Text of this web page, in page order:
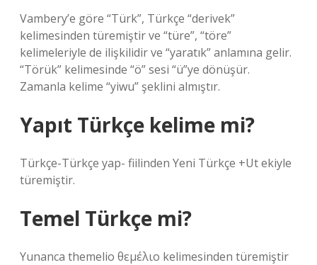
Vambery’e göre “Türk”, Türkçe “derivek”
kelimesinden türemiştir ve “türe”, “töre”
kelimeleriyle de ilişkilidir ve “yaratık” anlamına gelir.
“Törük” kelimesinde “ö” sesi “ü”ye dönüşür.
Zamanla kelime “yiwu” şeklini almıştır.
Yapıt Türkçe kelime mi?
Türkçe-Türkçe yap- fiilinden Yeni Türkçe +Ut ekiyle
türemiştir.
Temel Türkçe mi?
Yunanca themelio θεμέλιο kelimesinden türemiştir